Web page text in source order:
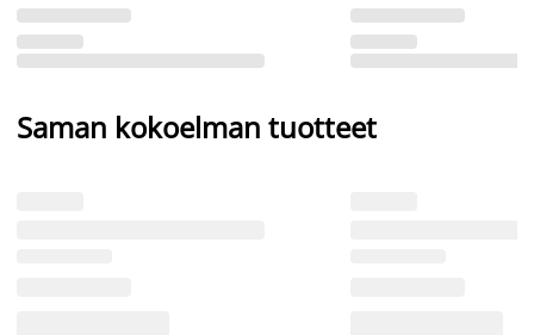
Saman kokoelman tuotteet